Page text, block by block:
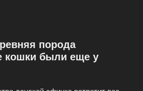
порода
кошки были еще у